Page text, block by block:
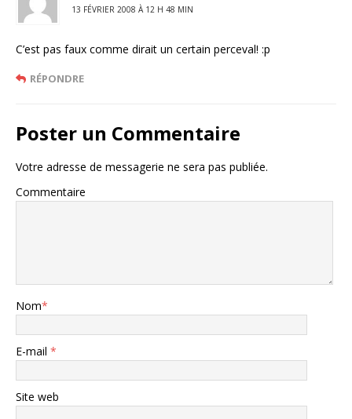
13 FÉVRIER 2008 À 12 H 48 MIN
C’est pas faux comme dirait un certain perceval! :p
RÉPONDRE
Poster un Commentaire
Votre adresse de messagerie ne sera pas publiée.
Commentaire
Nom*
E-mail *
Site web